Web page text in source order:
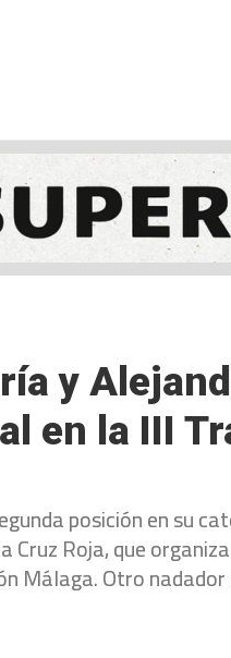
y
en la III
posición en su
Roja, que
Málaga. Otro